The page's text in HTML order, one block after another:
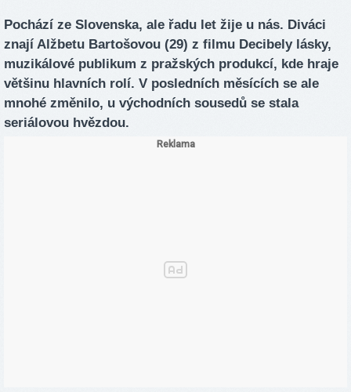
Pochází ze Slovenska, ale řadu let žije u nás. Diváci
znají Alžbetu Bartošovou (29) z filmu Decibely lásky,
muzikálové publikum z pražských produkcí, kde hraje
většinu hlavních rolí. V posledních měsících se ale
mnohé změnilo, u východních sousedů se stala
seriálovou hvězdou.